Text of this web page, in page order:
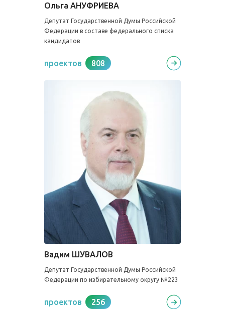
Ольга АНУФРИЕВА
Депутат Государственной Думы Российской
Федерации в составе федерального списка
кандидатов
проектов 808
Вадим ШУВАЛОВ
Депутат Государственной Думы Российской
Федерации по избирательному округу №223
проектов 256